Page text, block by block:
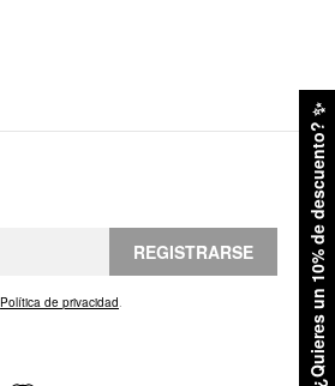
¿Quieres un 10% de descuento?
✨
REGISTRARSE
Política de privacidad.